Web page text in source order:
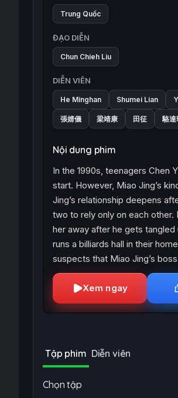
Trung Quốc
ĐẠO DIỄN
Chun Chieh Liu
DIỄN VIÊN
He Minghan Shumei Lian
張婧儀 梁靖康 田征 駱達
Nội dung phim
In the 1990s, teenagers Chen
start. However, Miao Jing’s
Jing’s relationship deepens
two to rely only on each
her away after he gets tangled
runs a billiards hall in their
suspects that Miao Jing’s
Xem ngay
Tập phim Diễn viên
Chọn tập